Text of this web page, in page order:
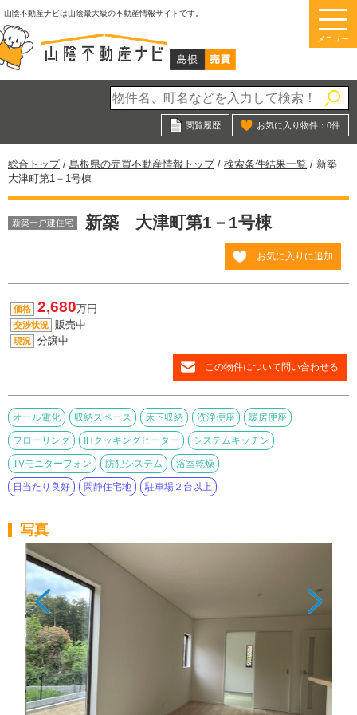
このページの本文へ
山陰不動産ナビは山陰最大級の不動産情報サイトです。
メニュー
閲覧履歴 お気に入り物件： 0件
現
在
の
置：
総合トップ/ 島根県の売買不動産情報トップ/ 検索条件結果一覧 / 新築
大津町第1－1号棟
新築一戸建住宅 新築 大津町第1－1号棟
お気に入りに追加
価格 2,680万円
交渉状況 販売中
現況 分譲中
この物件について問い合わせる
オール電化 収納スペース 床下収納 洗浄便座 暖房便座
フローリング IHクッキングヒーター システムキッチン
TVモニターフォン 防犯システム 浴室乾燥
日当たり良好 閑静住宅地 駐車場２台以上
写真